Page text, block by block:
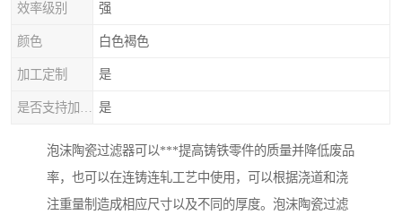
效率级别 强
颜色 白色褐色
加工定制 是
是
泡沫陶瓷过滤器可以***提高铸铁零件的质量并降低废品
率，也可以在连铸连轧工艺中使用，可以根据浇道和浇
注重量制造成相应尺寸以及不同的厚度。泡沫陶瓷过滤